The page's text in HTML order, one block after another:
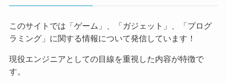
このサイトでは「ゲーム」、「ガジェット」、「プログ
ラミング」に関する情報について発信しています！
現役エンジニアとしての目線を重視した内容が特徴で
す。